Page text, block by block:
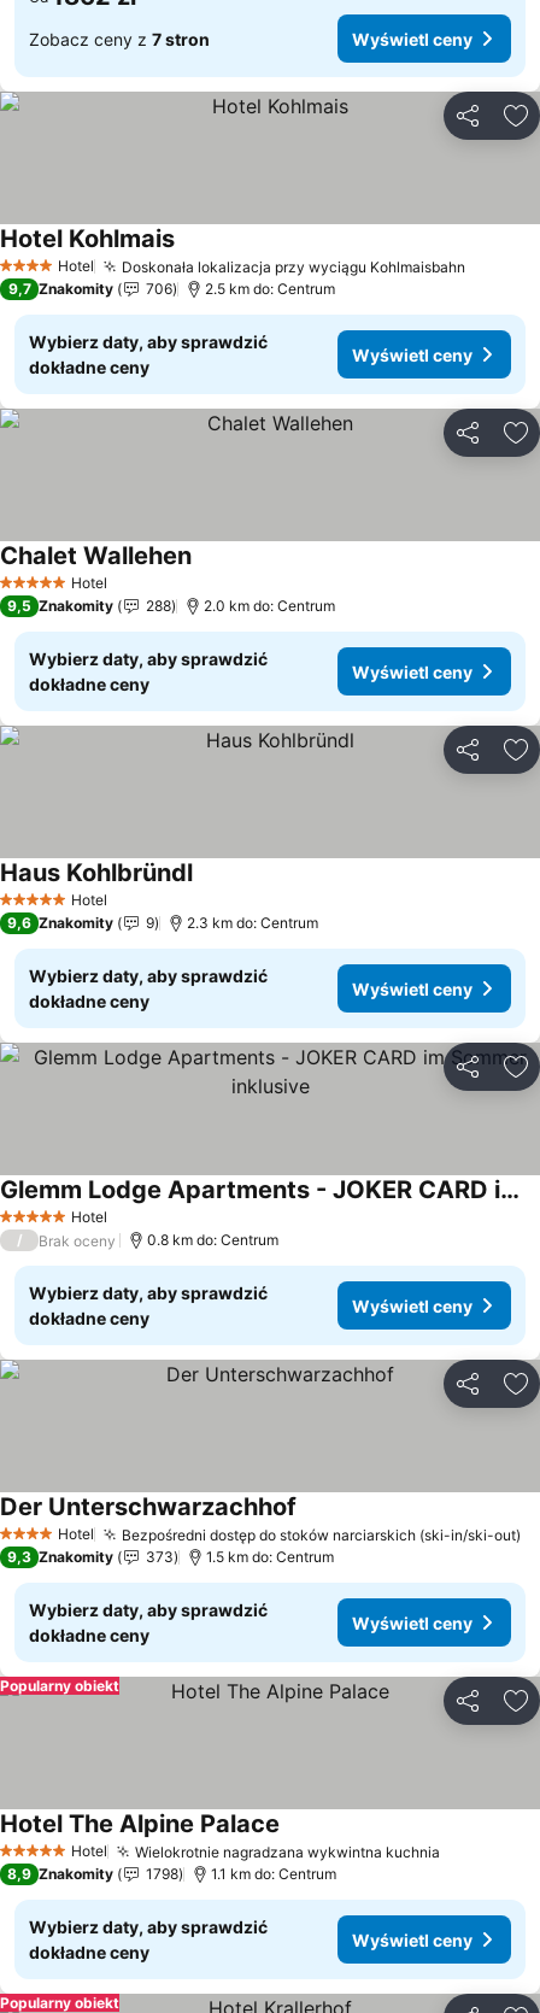
Zobacz ceny z 7 stron Wyświetl ceny
4 KategoriaHotel Doskonała lokalizacja przy wyciągu Kohlmaisbahn
Hotel KohlmaisWyświetl ceny
9,7 Znakomity 706 2.5 km do: Centrum
Wybierz daty, aby sprawdzić
dokładne ceny
Wyświetl ceny
5 KategoriaHotel
Chalet WallehenWyświetl ceny
9,5 Znakomity 288 2.0 km do: Centrum
Wybierz daty, aby sprawdzić
dokładne ceny
Wyświetl ceny
5 KategoriaHotel
Haus KohlbründlWyświetl ceny
9,6 Znakomity 9 2.3 km do: Centrum
Wybierz daty, aby sprawdzić
dokładne ceny
Wyświetl ceny
5 KategoriaHotel
Glemm Lodge Apartments - JOKER CARD im Sommer inklusive
Wyświetl ceny
/ Brak oceny 0.8 km do: Centrum
Wybierz daty, aby sprawdzić
dokładne ceny
Wyświetl ceny
4 KategoriaHotel Bezpośredni dostęp do stoków narciarskich (ski-in/ski-out)
Der Unterschwarzachhof
9,3 Znakomity 373 1.5 km do: Centrum
Wybierz daty, aby sprawdzić
dokładne ceny
Wyświetl ceny
Popularny obiekt
5 KategoriaHotel Wielokrotnie nagradzana wykwintna kuchnia
Hotel The Alpine Palace
8,9 Znakomity 1798 1.1 km do: Centrum
Wybierz daty, aby sprawdzić
dokładne ceny
Wyświetl ceny
Popularny obiekt